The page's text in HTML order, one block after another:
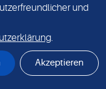
und
.
Akzeptieren